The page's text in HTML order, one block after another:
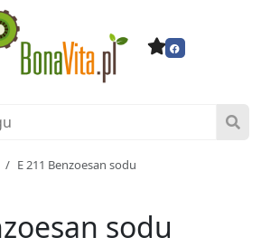
E 211 Benzoesan sodu
sodu